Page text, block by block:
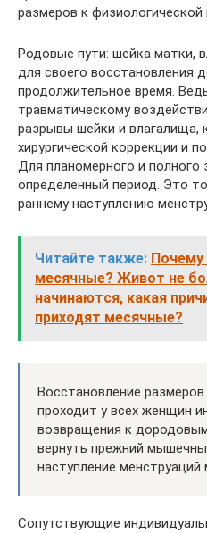
размеров к
Родовые пути: шейка матки,
для своего восстановления
продолжительное время.
травматическому
разрывы шейки и влагалища,
хирургической коррекции и
Для планомерного и полного
определенный период. Это
раннему наступлению
Читайте также: Почему
месячные? Живот не
начинаются, какая
приходят месячные?
Восстановление
проходит у всех женщин
возвращения к
вернуть прежний
наступление
Сопутствующие